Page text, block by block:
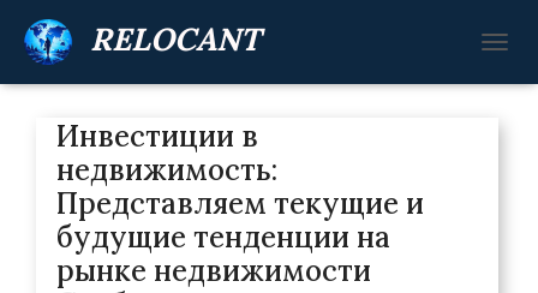
RELOCANT
Е
Инвестиции в
недвижимость:
Представляем текущие и
будущие тенденции на
рынке недвижимости